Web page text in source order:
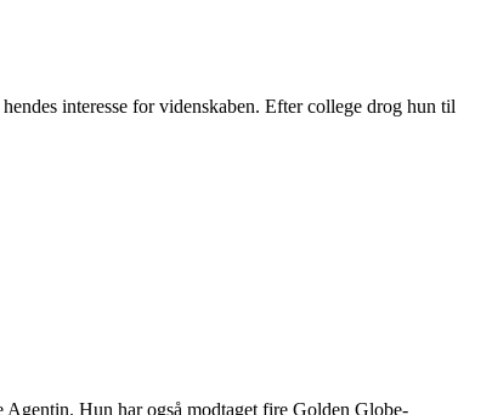
interesse for videnskaben. Efter college drog hun til
Hun har også modtaget fire Golden Globe-